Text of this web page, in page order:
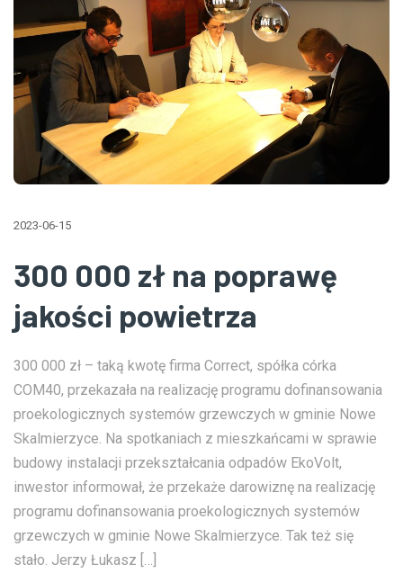
2023-06-15
300 000 zł na poprawę
jakości powietrza
300 000 zł – taką kwotę firma Correct, spółka córka
COM40, przekazała na realizację programu dofinansowania
proekologicznych systemów grzewczych w gminie Nowe
Skalmierzyce. Na spotkaniach z mieszkańcami w sprawie
budowy instalacji przekształcania odpadów EkoVolt,
inwestor informował, że przekaże darowiznę na realizację
programu dofinansowania proekologicznych systemów
grzewczych w gminie Nowe Skalmierzyce. Tak też się
stało. Jerzy Łukasz […]